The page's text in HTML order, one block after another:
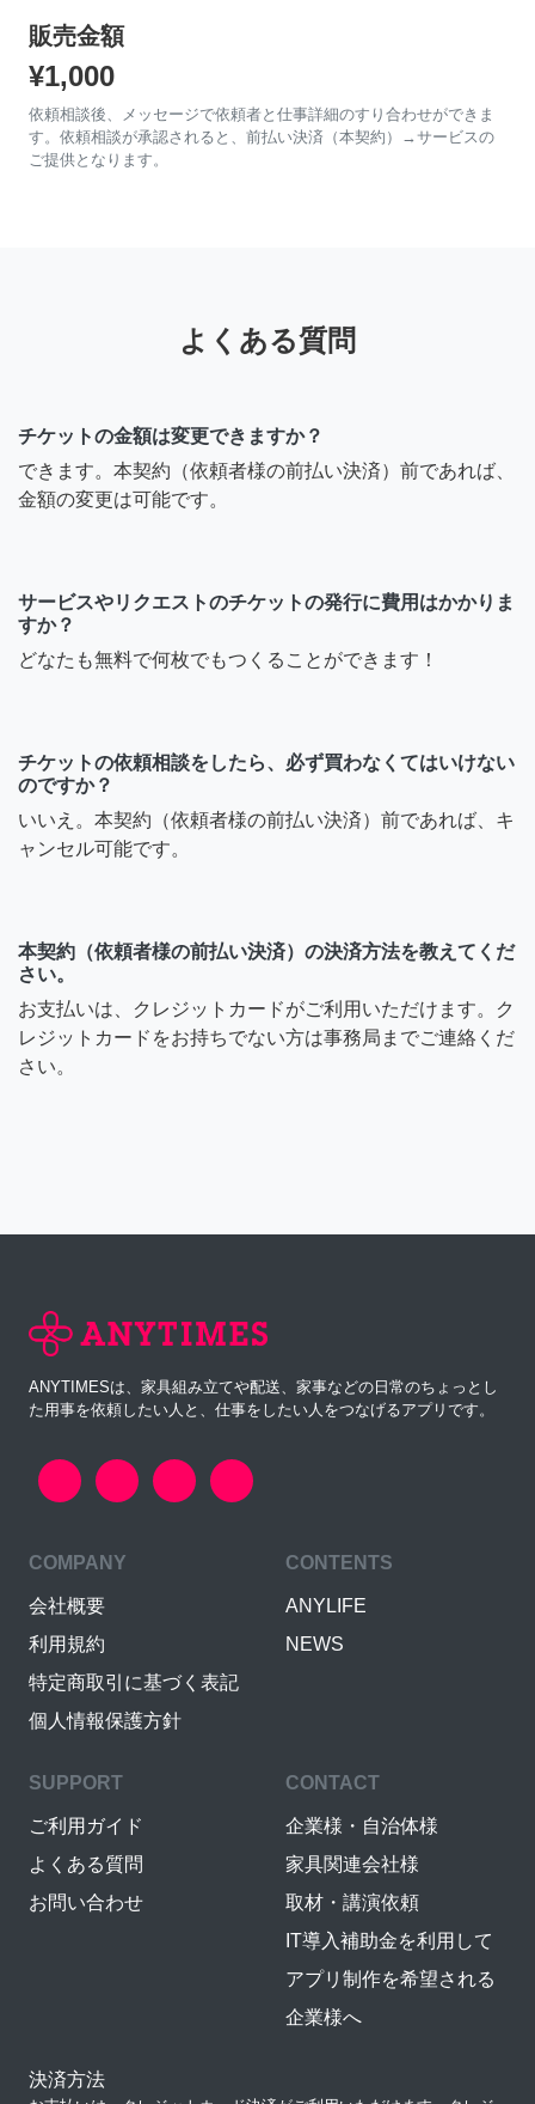
販売金額
¥1,000
依頼相談後、メッセージで依頼者と仕事詳細のすり合わせができま
す。依頼相談が承認されると、前払い決済（本契約）→サービスの
ご提供となります。
よくある質問
チケットの金額は変更できますか？
できます。本契約（依頼者様の前払い決済）前であれば、
金額の変更は可能です。
サービスやリクエストのチケットの発行に費用はかかりま
すか？
どなたも無料で何枚でもつくることができます！
チケットの依頼相談をしたら、必ず買わなくてはいけない
のですか？
いいえ。本契約（依頼者様の前払い決済）前であれば、キ
ャンセル可能です。
本契約（依頼者様の前払い決済）の決済方法を教えてくだ
さい。
お支払いは、クレジットカードがご利用いただけます。ク
レジットカードをお持ちでない方は事務局までご連絡くだ
さい。
ANYTIMESは、家具組み立てや配送、家事などの日常のちょっとし
た用事を依頼したい人と、仕事をしたい人をつなげるアプリです。
COMPANY
会社概要
利用規約
特定商取引に基づく表記
個人情報保護方針
CONTENTS
ANYLIFE
NEWS
SUPPORT
ご利用ガイド
よくある質問
お問い合わせ
CONTACT
企業様・自治体様
家具関連会社様
取材・講演依頼
IT導入補助金を利用して
アプリ制作を希望される
企業様へ
決済方法